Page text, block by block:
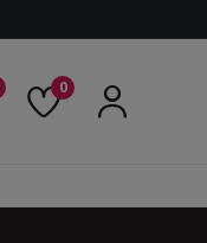
0